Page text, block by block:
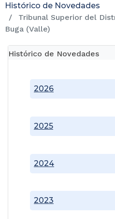
Histórico de Novedades
Tribunal Superior del
Buga (Valle)
Histórico de Novedades
2023
2024
2025
2026